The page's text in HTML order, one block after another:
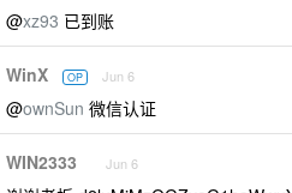
@xz93 已到账
WinX OP Jun 6
@ownSun 微信认证
WIN2333 Jun 6